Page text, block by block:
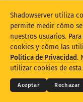
Actualizar
© 2026THE
Términos y
Shadowserver utiliza
permite medir cómo
nuestros usuarios.
cookies y cómo las
Política de Privacidad.
utilizar cookies de
Aceptar Rechazar